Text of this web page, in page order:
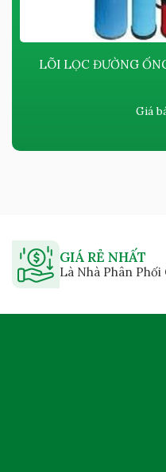
LÕI LỌC ĐƯỜNG
Giá
GIÁ RẺ NHẤT
Là Nhà Phân